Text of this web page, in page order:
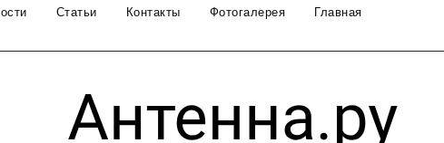
Статьи Контакты Фотогалерея
Главная